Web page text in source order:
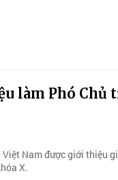
làm Phó Chủ
Việt Nam được giới thiệu
X.